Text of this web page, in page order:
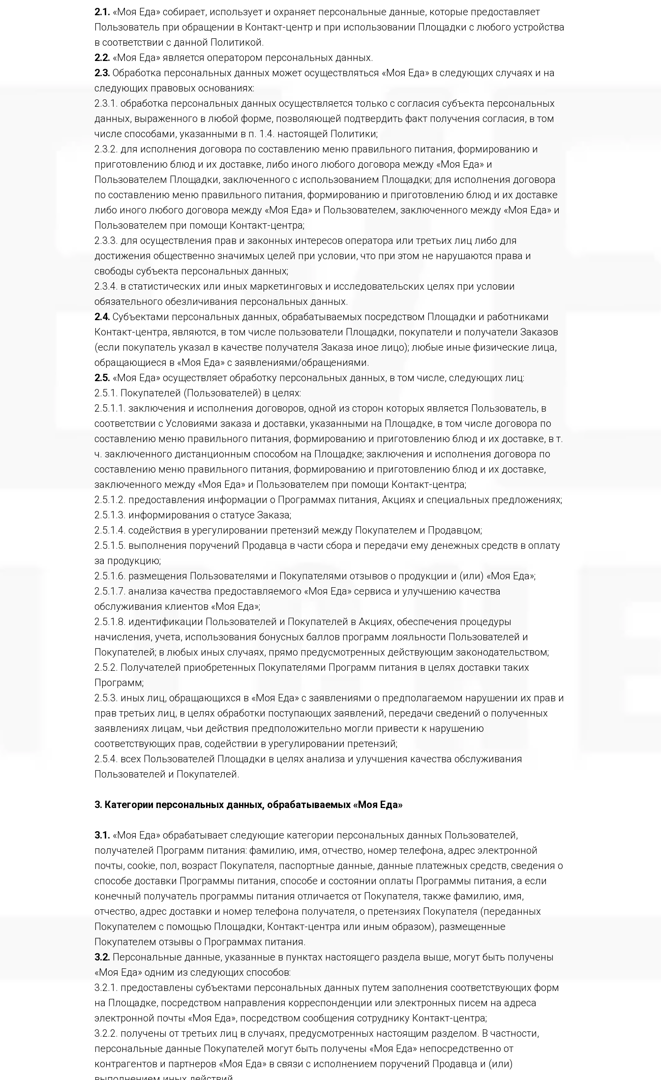
2.1. «Моя Еда» собирает, использует и охраняет персональные данные, которые предоставляет
Пользователь при обращении в Контакт-центр и при использовании Площадки с любого устройства
в соответствии с данной Политикой.
2.2. «Моя Еда» является оператором персональных данных.
2.3. Обработка персональных данных может осуществляться «Моя Еда» в следующих случаях и на
следующих правовых основаниях:
2.3.1. обработка персональных данных осуществляется только с согласия субъекта персональных
данных, выраженного в любой форме, позволяющей подтвердить факт получения согласия, в том
числе способами, указанными в п. 1.4. настоящей Политики;
2.3.2. для исполнения договора по составлению меню правильного питания, формированию и
приготовлению блюд и их доставке, либо иного любого договора между «Моя Еда» и
Пользователем Площадки, заключенного с использованием Площадки; для исполнения договора
по составлению меню правильного питания, формированию и приготовлению блюд и их доставке
либо иного любого договора между «Моя Еда» и Пользователем, заключенного между «Моя Еда» и
Пользователем при помощи Контакт-центра;
2.3.3. для осуществления прав и законных интересов оператора или третьих лиц либо для
достижения общественно значимых целей при условии, что при этом не нарушаются права и
свободы субъекта персональных данных;
2.3.4. в статистических или иных маркетинговых и исследовательских целях при условии
обязательного обезличивания персональных данных.
2.4. Субъектами персональных данных, обрабатываемых посредством Площадки и работниками
Контакт-центра, являются, в том числе пользователи Площадки, покупатели и получатели Заказов
(если покупатель указал в качестве получателя Заказа иное лицо); любые иные физические лица,
обращающиеся в «Моя Еда» с заявлениями/обращениями.
2.5. «Моя Еда» осуществляет обработку персональных данных, в том числе, следующих лиц:
2.5.1. Покупателей (Пользователей) в целях:
2.5.1.1. заключения и исполнения договоров, одной из сторон которых является Пользователь, в
соответствии с Условиями заказа и доставки, указанными на Площадке, в том числе договора по
составлению меню правильного питания, формированию и приготовлению блюд и их доставке, в т.
ч. заключенного дистанционным способом на Площадке; заключения и исполнения договора по
составлению меню правильного питания, формированию и приготовлению блюд и их доставке,
заключенного между «Моя Еда» и Пользователем при помощи Контакт-центра;
2.5.1.2. предоставления информации о Программах питания, Акциях и специальных предложениях;
2.5.1.3. информирования о статусе Заказа;
2.5.1.4. содействия в урегулировании претензий между Покупателем и Продавцом;
2.5.1.5. выполнения поручений Продавца в части сбора и передачи ему денежных средств в оплату
за продукцию;
2.5.1.6. размещения Пользователями и Покупателями отзывов о продукции и (или) «Моя Еда»;
2.5.1.7. анализа качества предоставляемого «Моя Еда» сервиса и улучшению качества
обслуживания клиентов «Моя Еда»;
2.5.1.8. идентификации Пользователей и Покупателей в Акциях, обеспечения процедуры
начисления, учета, использования бонусных баллов программ лояльности Пользователей и
Покупателей; в любых иных случаях, прямо предусмотренных действующим законодательством;
2.5.2. Получателей приобретенных Покупателями Программ питания в целях доставки таких
Программ;
2.5.3. иных лиц, обращающихся в «Моя Еда» с заявлениями о предполагаемом нарушении их прав и
прав третьих лиц, в целях обработки поступающих заявлений, передачи сведений о полученных
заявлениях лицам, чьи действия предположительно могли привести к нарушению
соответствующих прав, содействии в урегулировании претензий;
2.5.4. всех Пользователей Площадки в целях анализа и улучшения качества обслуживания
Пользователей и Покупателей.
3. Категории персональных данных, обрабатываемых «Моя Еда»
3.1. «Моя Еда» обрабатывает следующие категории персональных данных Пользователей,
получателей Программ питания: фамилию, имя, отчество, номер телефона, адрес электронной
почты, cookie, пол, возраст Покупателя, паспортные данные, данные платежных средств, сведения о
способе доставки Программы питания, способе и состоянии оплаты Программы питания, а если
конечный получатель программы питания отличается от Покупателя, также фамилию, имя,
отчество, адрес доставки и номер телефона получателя, о претензиях Покупателя (переданных
Покупателем с помощью Площадки, Контакт-центра или иным образом), размещенные
Покупателем отзывы о Программах питания.
3.2. Персональные данные, указанные в пунктах настоящего раздела выше, могут быть получены
«Моя Еда» одним из следующих способов:
3.2.1. предоставлены субъектами персональных данных путем заполнения соответствующих форм
на Площадке, посредством направления корреспонденции или электронных писем на адреса
электронной почты «Моя Еда», посредством сообщения сотруднику Контакт-центра;
3.2.2. получены от третьих лиц в случаях, предусмотренных настоящим разделом. В частности,
персональные данные Покупателей могут быть получены «Моя Еда» непосредственно от
контрагентов и партнеров «Моя Еда» в связи с исполнением поручений Продавца и (или)